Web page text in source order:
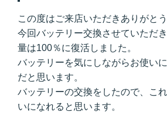
この度はご来店いただきありがと
今回バッテリー交換させていただ
量は100％に復活しました。
バッテリーを気にしながらお使い
だと思います。
バッテリーの交換をしたので、こ
いになれると思います。